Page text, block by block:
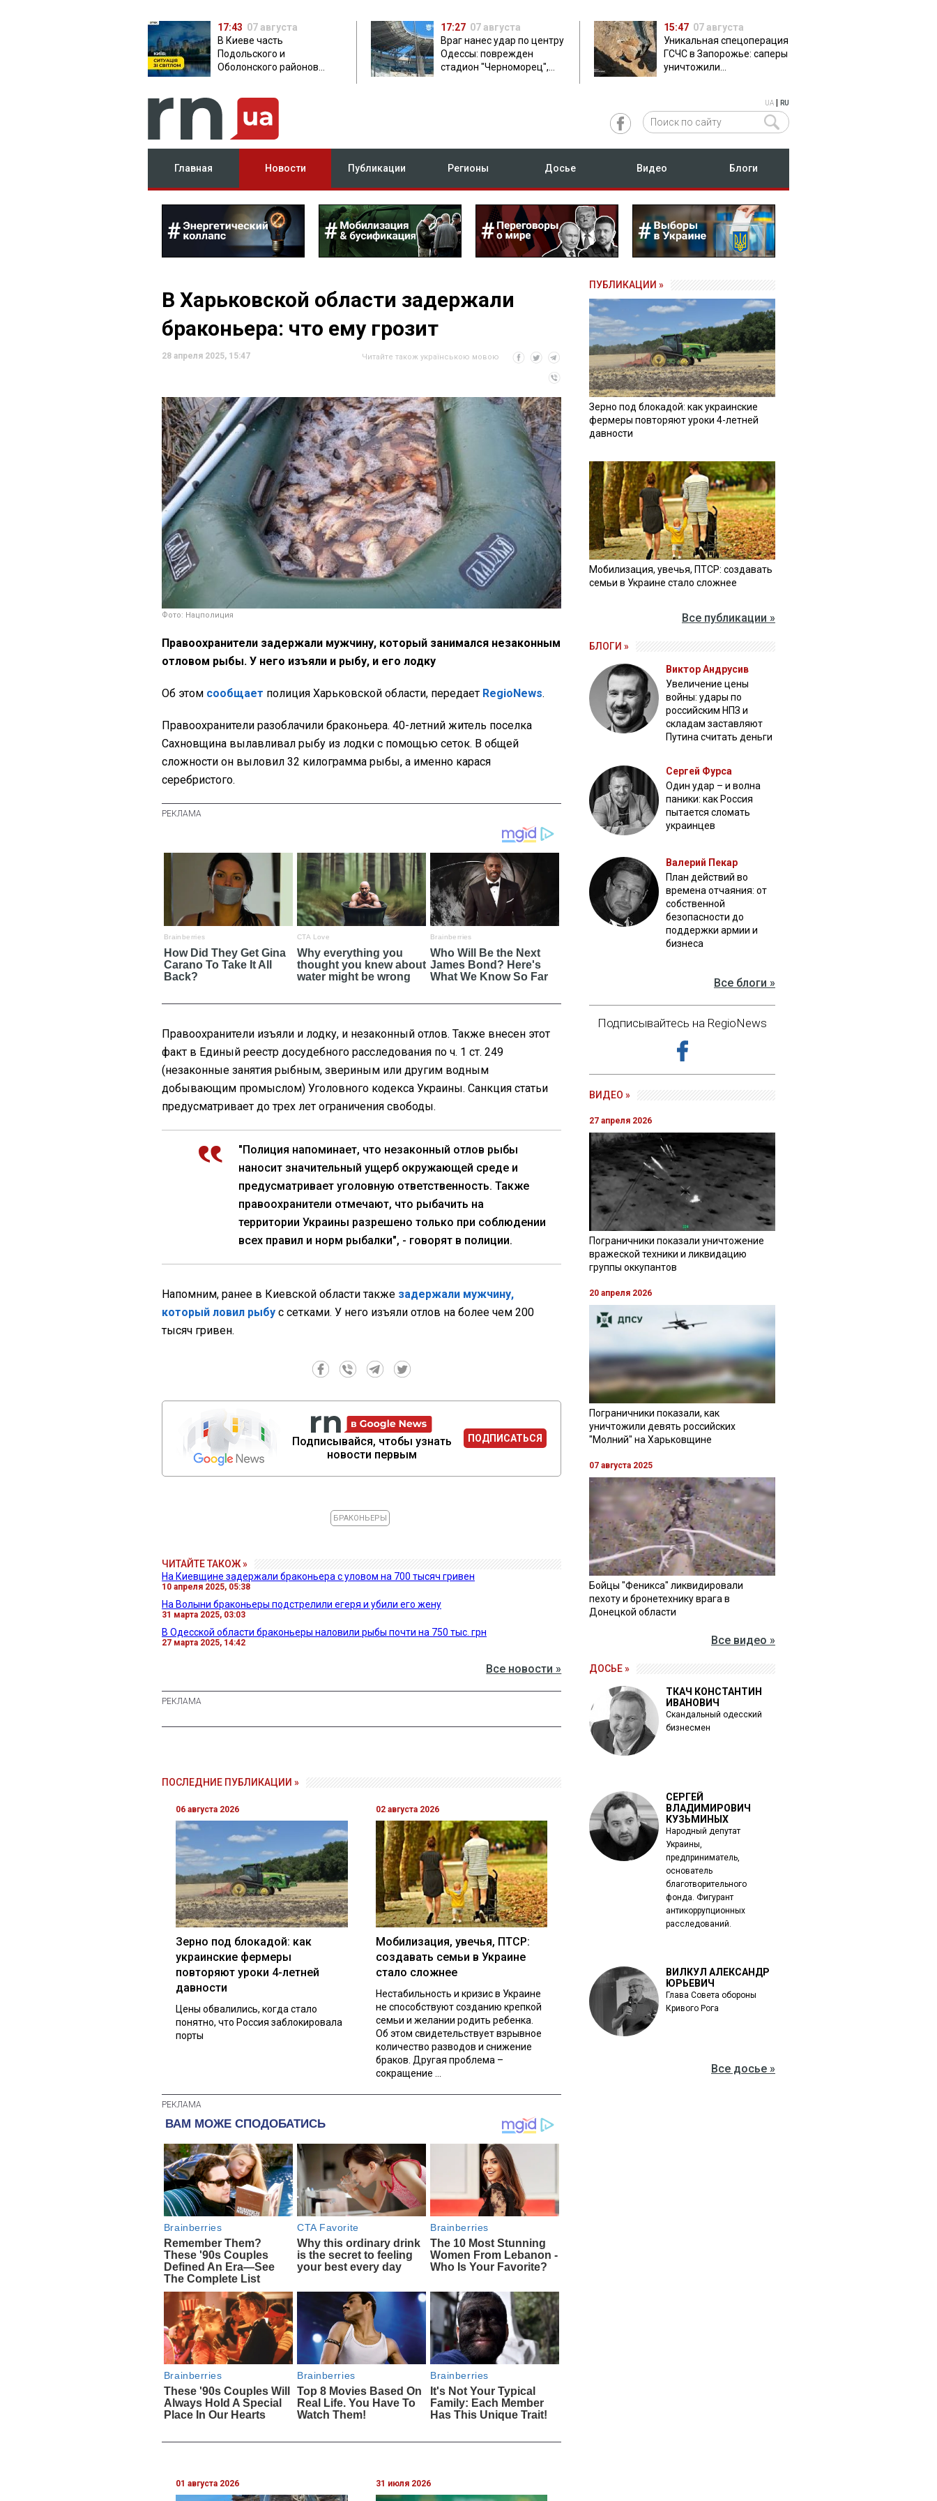
17:43 07 августа
В Киеве часть
Подольского и
Оболонского районов
17:27 07 августа
Враг нанес удар по центру
Одессы: поврежден
стадион "Черноморец",
15:47 07 августа
Уникальная спецоперация
ГСЧС в Запорожье: саперы
уничтожили
UA RU
Главная Новости Публикации Регионы Досье Видео Блоги
В Харьковской области задержали
браконьера: что ему грозит
28 апреля 2025, 15:47 Читайте також українською мовою
Фото: Нацполиция
Правоохранители задержали мужчину, который занимался незаконным
отловом рыбы. У него изъяли и рыбу, и его лодку
Об этом сообщает полиция Харьковской области, передает RegioNews.
Правоохранители разоблачили браконьера. 40-летний житель поселка
Сахновщина вылавливал рыбу из лодки с помощью сеток. В общей
сложности он выловил 32 килограмма рыбы, а именно карася
серебристого.
Правоохранители изъяли и лодку, и незаконный отлов. Также внесен этот
факт в Единый реестр досудебного расследования по ч. 1 ст. 249
(незаконные занятия рыбным, звериным или другим водным
добывающим промыслом) Уголовного кодекса Украины. Санкция статьи
предусматривает до трех лет ограничения свободы.
"Полиция напоминает, что незаконный отлов рыбы
наносит значительный ущерб окружающей среде и
предусматривает уголовную ответственность. Также
правоохранители отмечают, что рыбачить на
территории Украины разрешено только при соблюдении
всех правил и норм рыбалки", - говорят в полиции.
Напомним, ранее в Киевской области также задержали мужчину,
который ловил рыбу с сетками. У него изъяли отлов на более чем 200
тысяч гривен.
Подписывайся, чтобы узнать
новости первым
ПОДПИСАТЬСЯ
БРАКОНЬЕРЫ
ЧИТАЙТЕ ТАКОЖ »
На Киевщине задержали браконьера с уловом на 700 тысяч гривен
10 апреля 2025, 05:38
На Волыни браконьеры подстрелили егеря и убили его жену
31 марта 2025, 03:03
В Одесской области браконьеры наловили рыбы почти на 750 тыс. грн
27 марта 2025, 14:42
Все новости »
ПОСЛЕДНИЕ ПУБЛИКАЦИИ »
06 августа 2026
Зерно под блокадой: как
украинские фермеры
повторяют уроки 4-летней
давности
Цены обвалились, когда стало
понятно, что Россия заблокировала
порты
02 августа 2026
Мобилизация, увечья, ПТСР:
создавать семьи в Украине
стало сложнее
Нестабильность и кризис в Украине
не способствуют созданию крепкой
семьи и желании родить ребенка.
Об этом свидетельствует взрывное
количество разводов и снижение
браков. Другая проблема –
сокращение ...
01 августа 2026 31 июля 2026
ПУБЛИКАЦИИ »
Зерно под блокадой: как украинские
фермеры повторяют уроки 4-летней
давности
Мобилизация, увечья, ПТСР: создавать
семьи в Украине стало сложнее
Все публикации »
БЛОГИ »
Виктор Андрусив
Увеличение цены
войны: удары по
российским НПЗ и
складам заставляют
Путина считать деньги
Сергей Фурса
Один удар – и волна
паники: как Россия
пытается сломать
украинцев
Валерий Пекар
План действий во
времена отчаяния: от
собственной
безопасности до
поддержки армии и
бизнеса
Все блоги »
Подписывайтесь на RegioNews
ВИДЕО »
27 апреля 2026
Пограничники показали уничтожение
вражеской техники и ликвидацию
группы оккупантов
20 апреля 2026
Пограничники показали, как
уничтожили девять российских
"Молний" на Харьковщине
07 августа 2025
Бойцы "Феникса" ликвидировали
пехоту и бронетехнику врага в
Донецкой области
Все видео »
ДОСЬЕ »
ТКАЧ КОНСТАНТИН
ИВАНОВИЧ
Скандальный одесский
бизнесмен
СЕРГЕЙ
ВЛАДИМИРОВИЧ
КУЗЬМИНЫХ
Народный депутат
Украины,
предприниматель,
основатель
благотворительного
фонда. Фигурант
антикоррупционных
расследований.
ВИЛКУЛ АЛЕКСАНДР
ЮРЬЕВИЧ
Глава Совета обороны
Кривого Рога
Все досье »